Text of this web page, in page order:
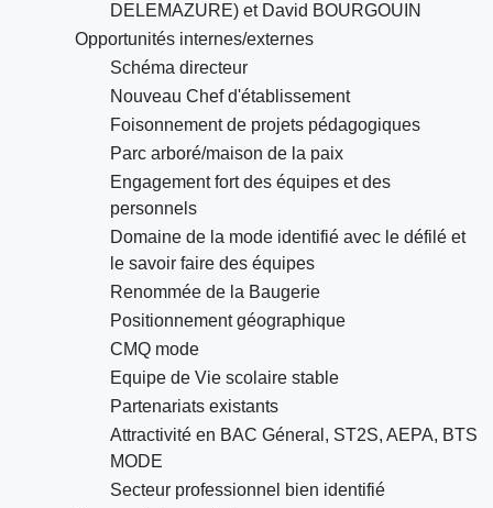
DELEMAZURE) et David BOURGOUIN
Opportunités internes/externes
Schéma directeur
Nouveau Chef d'établissement
Foisonnement de projets pédagogiques
Parc arboré/maison de la paix
Engagement fort des équipes et des
personnels
Domaine de la mode identifié avec le défilé et
le savoir faire des équipes
Renommée de la Baugerie
Positionnement géographique
CMQ mode
Equipe de Vie scolaire stable
Partenariats existants
Attractivité en BAC Géneral, ST2S, AEPA, BTS
MODE
Secteur professionnel bien identifié